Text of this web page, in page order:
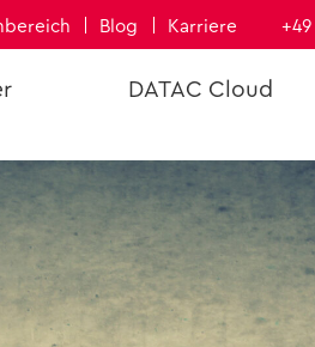
Blog Kar­rie­re +49
DATAC Cloud